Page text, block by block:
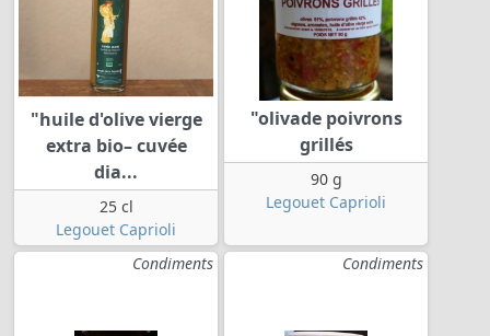
"huile d'olive vierge
extra bio– cuvée
dia...
25 cl
Legouet Caprioli
"olivade poivrons
grillés
90 g
Legouet Caprioli
Condiments Condiments